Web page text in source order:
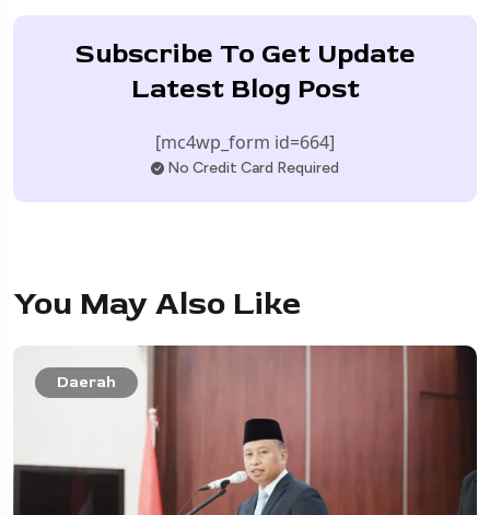
Subscribe To Get Update
Latest Blog Post
[mc4wp_form id=664]
No Credit Card Required
You May Also Like
Daerah